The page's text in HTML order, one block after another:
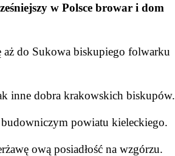
w Polsce browar i dom
aż do Sukowa biskupiego folwarku
inne dobra krakowskich biskupów.
budowniczym powiatu kieleckiego.
ową posiadłość na wzgórzu.